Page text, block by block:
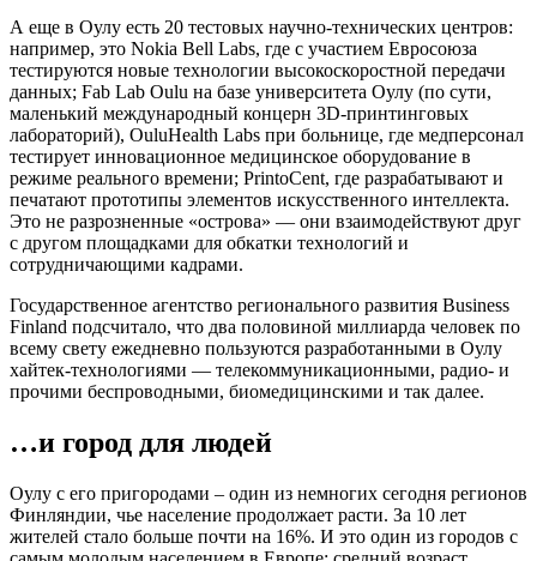
А еще в Оулу есть 20 тестовых научно-технических центров:
например, это Nokia Bell Labs, где с участием Евросоюза
тестируются новые технологии высокоскоростной передачи
данных; Fab Lab Oulu на базе университета Оулу (по сути,
маленький международный концерн 3D-принтинговых
лабораторий), OuluHealth Labs при больнице, где медперсонал
тестирует инновационное медицинское оборудование в
режиме реального времени; PrintoCent, где разрабатывают и
печатают прототипы элементов искусственного интеллекта.
Это не разрозненные «острова» — они взаимодействуют друг
с другом площадками для обкатки технологий и
сотрудничающими кадрами.
Государственное агентство регионального развития Business
Finland подсчитало, что два половиной миллиарда человек по
всему свету ежедневно пользуются разработанными в Оулу
хайтек-технологиями — телекоммуникационными, радио- и
прочими беспроводными, биомедицинскими и так далее.
…и город для людей
Оулу с его пригородами – один из немногих сегодня регионов
Финляндии, чье население продолжает расти. За 10 лет
жителей стало больше почти на 16%. И это один из городов с